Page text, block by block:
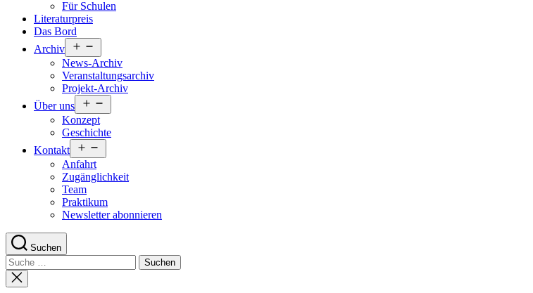
Für Schulen
Literaturpreis
Das Bord
Archiv
öffnen
News-Archiv
Veranstaltungsarchiv
Projekt-Archiv
Über uns
öffnen
Konzept
Geschichte
Kontakt
öffnen
Anfahrt
Zugänglichkeit
Team
Praktikum
Newsletter abonnieren
Suchen
Suche
nach:
Suche
schließen